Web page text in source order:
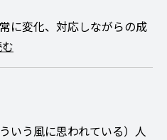
に変化、対応しながらの成
いう風に思われている）人